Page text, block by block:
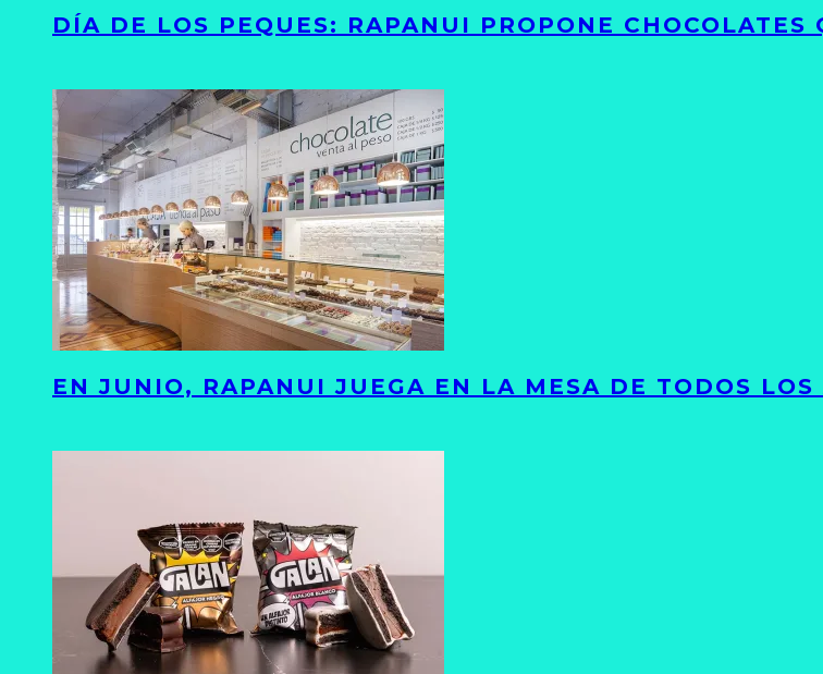
DÍA DE LOS PEQUES: RAPANUI PROPONE CHOCOLATES
EN JUNIO, RAPANUI JUEGA EN LA MESA DE TODOS LOS